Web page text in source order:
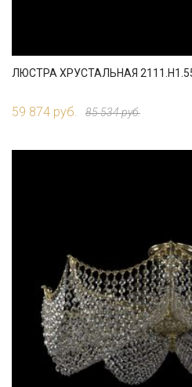
ЛЮСТРА ХРУСТАЛЬНАЯ
59 874 руб. 85 534 руб.